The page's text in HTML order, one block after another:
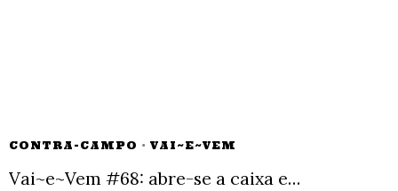
CONTRA-CAMPO · VAI~E~VEM
Vai~e~Vem #68: abre-se a caixa e…